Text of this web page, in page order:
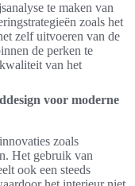
te maken van
zoals het
zelf uitvoeren van de
de perken te
van het
voor moderne
zoals
Het gebruik van
ook een steeds